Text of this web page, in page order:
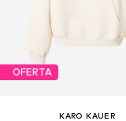
OFERTA
KARO KAUER